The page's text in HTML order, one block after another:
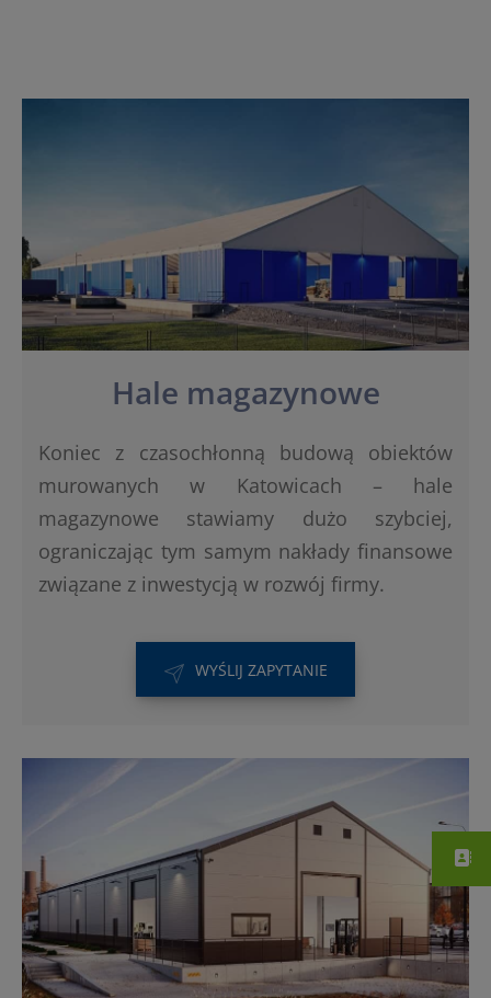
Hale magazynowe
Koniec z czasochłonną budową obiektów
murowanych w Katowicach – hale
magazynowe stawiamy dużo szybciej,
ograniczając tym samym nakłady finansowe
związane z inwestycją w rozwój firmy.
WYŚLIJ ZAPYTANIE